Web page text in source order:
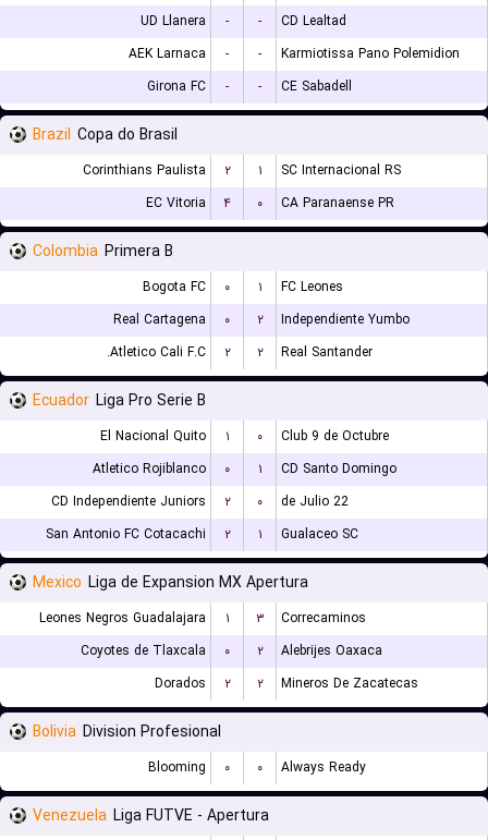
UD Llanera
- -
CD Lealtad
AEK Larnaca
- -
Karmiotissa Pano Polemidion
Girona FC
- - CE Sabadell
Brazil Copa do Brasil
Corinthians Paulista ۲ ۱
SC Internacional RS
EC Vitoria
۴ ۰ CA Paranaense PR
Colombia Primera B
Bogota FC ۰ ۱
FC Leones
Real Cartagena
۰ ۲
Independiente Yumbo
Atletico Cali F.C.
۲ ۲ Real Santander
Ecuador Liga Pro Serie B
El Nacional Quito ۱ ۰
Club 9 de Octubre
Atletico Rojiblanco
۰ ۱
CD Santo Domingo
CD Independiente Juniors
۲ ۰
22 de Julio
San Antonio FC Cotacachi
۲ ۱ Gualaceo SC
Mexico Liga de Expansion MX Apertura
Leones Negros Guadalajara ۱ ۳
Correcaminos
Coyotes de Tlaxcala
۰ ۲
Alebrijes Oaxaca
Dorados
۲ ۲ Mineros De Zacatecas
Bolivia Division Profesional
Blooming ۰ ۰ Always Ready
Venezuela Liga FUTVE - Apertura